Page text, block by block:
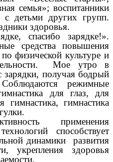
семья»; воспитанники
детьми других групп.
здоровья.
спасибо зарядке!».
средства повышения
физической культуре и
Мое утро в
зарядки, получая бодрый
режимные
для глаз, для
гимнастика, гимнастика
применения
способствует
динамики развития
укрепления здоровья